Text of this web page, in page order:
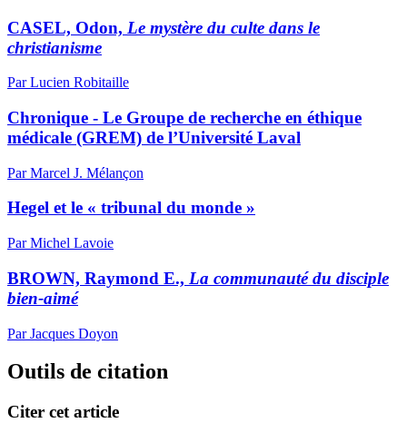
CASEL, Odon, Le mystère du culte dans le
christianisme
Par Lucien Robitaille
Chronique - Le Groupe de recherche en éthique
médicale (GREM) de l’Université Laval
Par Marcel J. Mélançon
Hegel et le « tribunal du monde »
Par Michel Lavoie
BROWN, Raymond E., La communauté du disciple
bien-aimé
Par Jacques Doyon
Outils de citation
Citer cet article